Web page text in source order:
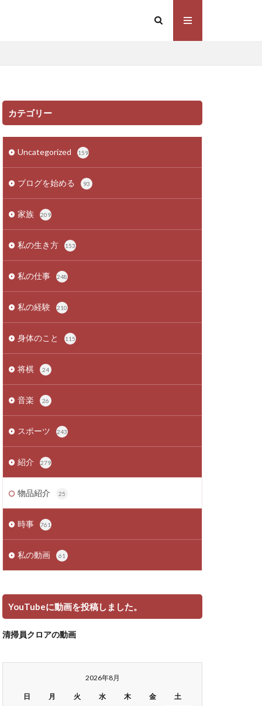
カテゴリー
Uncategorized 159
ブログを始める 93
家族 209
私の生き方 153
私の仕事 248
私の経験 210
身体のこと 115
将棋 24
音楽 26
スポーツ 243
紹介 279
物品紹介 25
時事 761
私の動画 61
YouTubeに動画を投稿しました。
清掃員クロアの動画
2026年8月
日 月 火 水 木 金 土